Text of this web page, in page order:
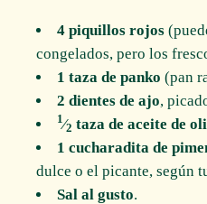
4 piquillos rojos
congelados, pero los
1 taza de panko (pan
2 dientes de ajo,
1⁄2 taza de aceite de
1 cucharadita de
dulce o el picante, según
Sal al gusto.